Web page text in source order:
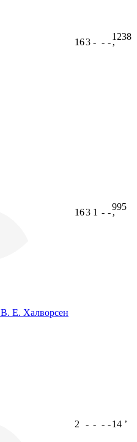
163 - - -
1238
ʼ
В. Е. Халворсен
163 1 - -
995
ʼ
2 - - - -14 ʼ